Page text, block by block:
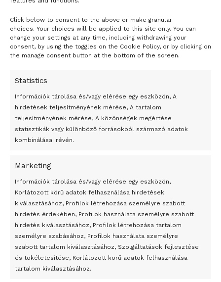
Click below to consent to the above or make granular
choices. Your choices will be applied to this site only. You can
change your settings at any time, including withdrawing your
consent, by using the toggles on the Cookie Policy, or by clicking on
the manage consent button at the bottom of the screen.
Statistics
Információk tárolása és/vagy elérése egy eszközön, A
hirdetések teljesítményének mérése, A tartalom
teljesítményének mérése, A közönségek megértése
statisztikák vagy különböző forrásokból származó adatok
kombinálásai révén.
Marketing
Információk tárolása és/vagy elérése egy eszközön,
Korlátozott körű adatok felhasználása hirdetések
kiválasztásához, Profilok létrehozása személyre szabott
hirdetés érdekében, Profilok használata személyre szabott
hirdetés kiválasztásához, Profilok létrehozása tartalom
személyre szabásához, Profilok használata személyre
szabott tartalom kiválasztásához, Szolgáltatások fejlesztése
és tökéletesítése, Korlátozott körű adatok felhasználása
tartalom kiválasztásához.
- H I R D E T É S -
Átmenetileg szünetelnek az összecsapások Bahmutnál
Egy vagyonért adták el Banksy művét miután elégették.
Az 1950-ben elhunyt alkotók művei szabadon
felhasználhatóvá válnak
Megváltoztatják a montenegrói egyházügyi törvény